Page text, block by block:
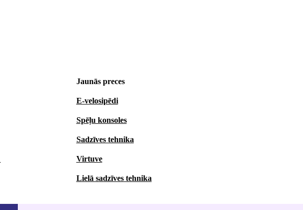
Jaunās preces
E-velosipēdi
Spēļu konsoles
Sadzīves tehnika
Virtuve
Lielā sadzīves tehnika